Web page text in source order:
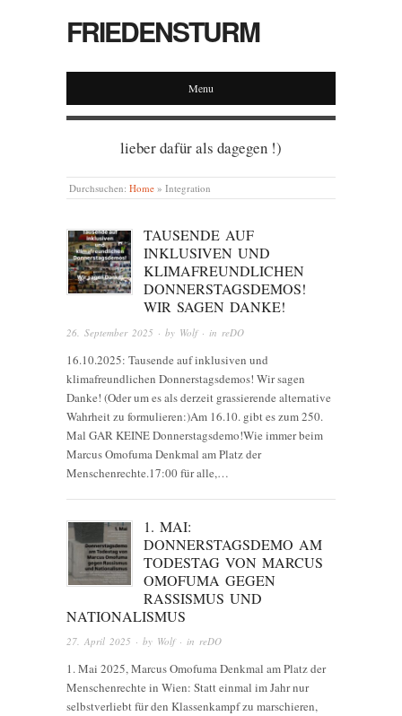
FRIEDENSTURM
Menu
lieber dafür als dagegen !)
Durchsuchen: Home » Integration
TAUSENDE AUF
INKLUSIVEN UND
KLIMAFREUNDLICHEN
DONNERSTAGSDEMOS!
WIR SAGEN DANKE!
26. September 2025 · by Wolf· in reDO
16.10.2025: Tausende auf inklusiven und
klimafreundlichen Donnerstagsdemos! Wir sagen
Danke! (Oder um es als derzeit grassierende alternative
Wahrheit zu formulieren:)Am 16.10. gibt es zum 250.
Mal GAR KEINE Donnerstagsdemo!Wie immer beim
Marcus Omofuma Denkmal am Platz der
Menschenrechte.17:00 für alle,…
1. MAI:
DONNERSTAGSDEMO AM
TODESTAG VON MARCUS
OMOFUMA GEGEN
RASSISMUS UND
NATIONALISMUS
27. April 2025 · by Wolf· in reDO
1. Mai 2025, Marcus Omofuma Denkmal am Platz der
Menschenrechte in Wien: Statt einmal im Jahr nur
selbstverliebt für den Klassenkampf zu marschieren,